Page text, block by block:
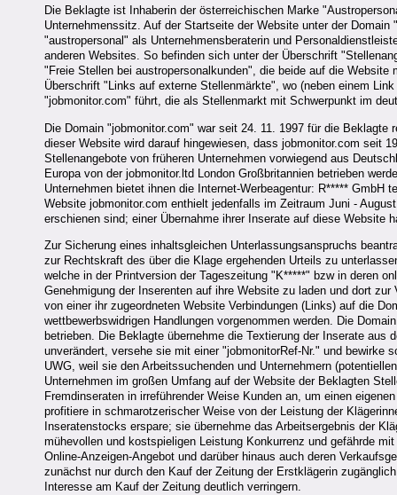
Die Beklagte ist Inhaberin der österreichischen Marke
Unternehmenssitz. Auf der Startseite der Website unter der
"austropersonal" als Unternehmensberaterin und
anderen Websites. So befinden sich unter der Überschrift
"Freie Stellen bei austropersonalkunden", die beide auf die
Überschrift "Links auf externe Stellenmärkte", wo (neben einem
"jobmonitor.com" führt, die als Stellenmarkt mit Schwerpunkt im
Die Domain "jobmonitor.com" war seit 24. 11. 1997 für die
dieser Website wird darauf hingewiesen, dass jobmonitor.com seit
Stellenangebote von früheren Unternehmen vorwiegend aus
Europa von der jobmonitor.ltd London Großbritannien betrieben
Unternehmen bietet ihnen die Internet-Werbeagentur: R*****
Website jobmonitor.com enthielt jedenfalls im Zeitraum Juni -
erschienen sind; einer Übernahme ihrer Inserate auf diese Website
Zur Sicherung eines inhaltsgleichen Unterlassungsanspruchs
zur Rechtskraft des über die Klage ergehenden Urteils zu
welche in der Printversion der Tageszeitung "K*****" bzw in deren
Genehmigung der Inserenten auf ihre Website zu laden und dort
von einer ihr zugeordneten Website Verbindungen (Links) auf die
wettbewerbswidrigen Handlungen vorgenommen werden. Die
betrieben. Die Beklagte übernehme die Textierung der Inserate
unverändert, versehe sie mit einer "jobmonitorRef-Nr." und
UWG, weil sie den Arbeitssuchenden und Unternehmern
Unternehmen im großen Umfang auf der Website der Beklagten
Fremdinseraten in irreführender Weise Kunden an, um einen
profitiere in schmarotzerischer Weise von der Leistung der
Inseratenstocks erspare; sie übernehme das Arbeitsergebnis der
mühevollen und kostspieligen Leistung Konkurrenz und gefährde
Online-Anzeigen-Angebot und darüber hinaus auch deren
zunächst nur durch den Kauf der Zeitung der Erstklägerin
Interesse am Kauf der Zeitung deutlich verringern.